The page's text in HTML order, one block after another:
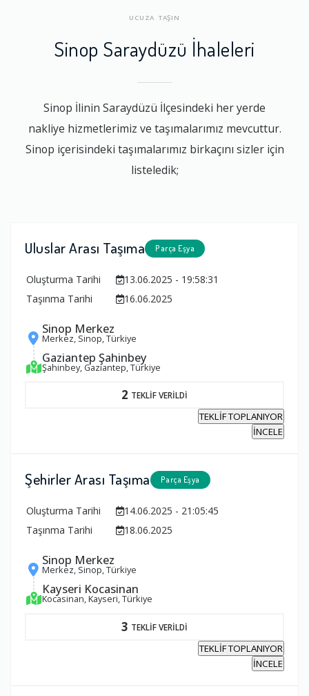
UCUZA TAŞIN
Sinop Saraydüzü İhaleleri
Sinop İlinin Saraydüzü İlçesindeki her yerde
nakliye hizmetlerimiz ve taşımalarımız mevcuttur.
Sinop içerisindeki taşımalarımız birkaçını sizler için
listeledik;
Uluslar Arası Taşıma Parça Eşya
Oluşturma Tarihi
13.06.2025 - 19:58:31
Taşınma Tarihi
16.06.2025
Sinop Merkez
Merkez, Sinop, Türkiye
Gaziantep Şahinbey
Şahinbey, Gaziantep, Türkiye
2 TEKLİF VERİLDİ
TEKLİF TOPLANIYOR
İNCELE
Şehirler Arası Taşıma Parça Eşya
Oluşturma Tarihi
14.06.2025 - 21:05:45
Taşınma Tarihi
18.06.2025
Sinop Merkez
Merkez, Sinop, Türkiye
Kayseri Kocasinan
Kocasinan, Kayseri, Türkiye
3 TEKLİF VERİLDİ
TEKLİF TOPLANIYOR
İNCELE